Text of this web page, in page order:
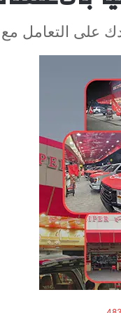
على التعامل مع